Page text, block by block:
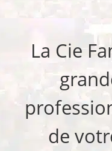
La Cie
de